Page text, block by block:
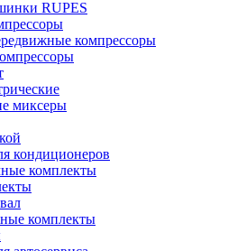
RUPES
компрессоры
миксеры
кондиционеров
комплекты
комплекты